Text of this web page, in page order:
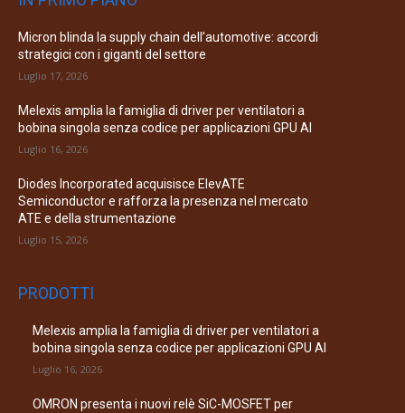
Micron blinda la supply chain dell’automotive: accordi
strategici con i giganti del settore
Luglio 17, 2026
Melexis amplia la famiglia di driver per ventilatori a
bobina singola senza codice per applicazioni GPU AI
Luglio 16, 2026
Diodes Incorporated acquisisce ElevATE
Semiconductor e rafforza la presenza nel mercato
ATE e della strumentazione
Luglio 15, 2026
PRODOTTI
Melexis amplia la famiglia di driver per ventilatori a
bobina singola senza codice per applicazioni GPU AI
Luglio 16, 2026
OMRON presenta i nuovi relè SiC-MOSFET per